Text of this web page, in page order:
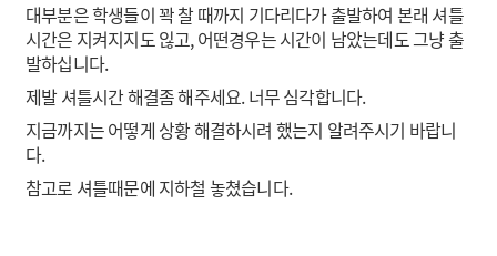
대부분은 학생들이 꽉 찰 때까지 기다리다가 출발하여 본래 셔틀
시간은 지켜지지도 읺고, 어떤경우는 시간이 남았는데도 그냥 출
발하십니다.
제발 셔틀시간 해결좀 해주세요. 너무 심각합니다.
지금까지는 어떻게 상황 해결하시려 했는지 알려주시기 바랍니
다.
참고로 셔틀때문에 지하철 놓쳤습니다.